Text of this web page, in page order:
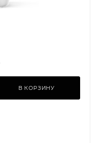
В КОРЗИНУ